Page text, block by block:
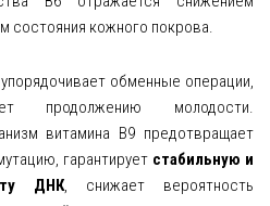
состояния кожного покрова.
упорядочивает обменные операции,
продолжению молодости.
витамина B9 предотвращает
гарантирует стабильную и
ДНК, снижает вероятность